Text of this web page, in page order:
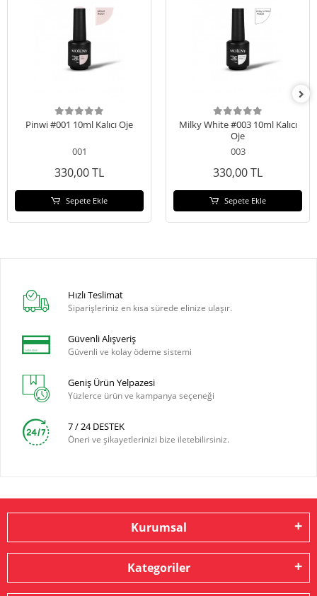
Pinwi #001 10ml Kalıcı Oje
001
330,00 TL
Sepete Ekle
Milky White #003 10ml Kalıcı
Oje
003
330,00 TL
Sepete Ekle
Hızlı Teslimat
Siparişleriniz en kısa sürede elinize ulaşır.
Güvenli Alışveriş
Güvenli ve kolay ödeme sistemi
Geniş Ürün Yelpazesi
Yüzlerce ürün ve kampanya seçeneği
7 / 24 DESTEK
Öneri ve şikayetlerinizi bize iletebilirsiniz.
Kurumsal
Kategoriler